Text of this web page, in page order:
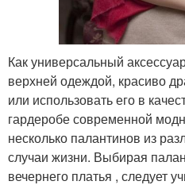
Как универсальный
верхней одеждой, красиво
или использовать его в
гардеробе современной
несколько палантинов из
случаи жизни. Выбирая
вечернего платья , следует